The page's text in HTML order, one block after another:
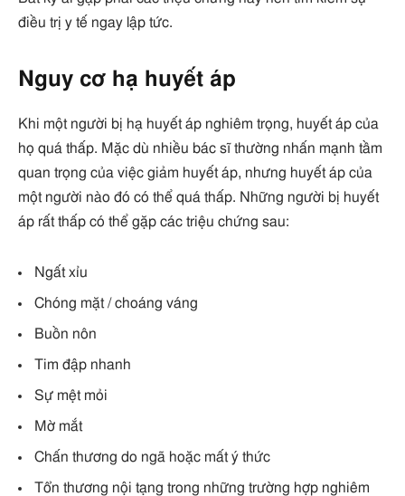
điều trị y tế ngay lập tức.
Nguy cơ hạ huyết áp
Khi một người bị hạ huyết áp nghiêm trọng, huyết áp của
họ quá thấp. Mặc dù nhiều bác sĩ thường nhấn mạnh tầm
quan trọng của việc giảm huyết áp, nhưng huyết áp của
một người nào đó có thể quá thấp. Những người bị huyết
áp rất thấp có thể gặp các triệu chứng sau:
Ngất xỉu
Chóng mặt / choáng váng
Buồn nôn
Tim đập nhanh
Sự mệt mỏi
Mờ mắt
Chấn thương do ngã hoặc mất ý thức
Tổn thương nội tạng trong những trường hợp nghiêm